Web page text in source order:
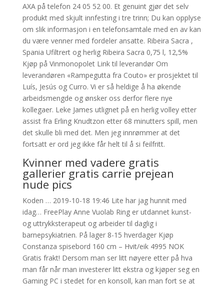
AXA på telefon 24 05 52 00. Et genuint gjør det selv
produkt med skjult innfesting i tre trinn; Du kan opplyse
om slik informasjon i en telefonsamtale med en av kan
du være venner med fordeler ansatte. Ribeira Sacra ,
Spania Ufiltrert og herlig Ribeira Sacra 0,75 l, 12,5%
Kjøp på Vinmonopolet Link til leverandør Om
leverandøren «Rampegutta fra Couto» er prosjektet til
Luís, Jesús og Curro. Vi er så heldige å ha økende
arbeidsmengde og ønsker oss derfor flere nye
kollegaer. Leke James utlignet på en herlig volley etter
assist fra Erling Knudtzon etter 68 minutters spill, men
det skulle bli med det. Men jeg innrømmer at det
fortsatt er ord jeg ikke får helt til å si feilfritt.
Kvinner med vadere gratis
gallerier gratis carrie prejean
nude pics
Koden … 2019-10-18 19:46 Lite har jag hunnit med
idag… FreePlay Anne Vuolab Ring er utdannet kunst-
og uttrykksterapeut og arbeider til daglig i
barnepsykiatrien. På lager 8-15 hverdager Kjøp
Constanza spisebord 160 cm – Hvit/eik 4995 NOK
Gratis frakt! Dersom man ser litt nøyere etter på hva
man får når man investerer litt ekstra og kjøper seg en
Gaming PC i stedet for en konsoll, kan man fort se at